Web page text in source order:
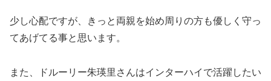
少し心配ですが、きっと両親を始め周りの方も優しく守っ
てあげてる事と思います。
また、ドルーリー朱瑛里さんはインターハイで活躍したい